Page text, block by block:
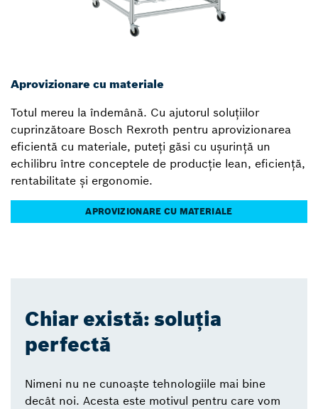
Aprovizionare cu materiale
Totul mereu la îndemână. Cu ajutorul soluțiilor
cuprinzătoare Bosch Rexroth pentru aprovizionarea
eficientă cu materiale, puteți găsi cu ușurință un
echilibru între conceptele de producție lean, eficiență,
rentabilitate și ergonomie.
APROVIZIONARE CU MATERIALE
Chiar există: soluția
perfectă
Nimeni nu ne cunoaște tehnologiile mai bine
decât noi. Acesta este motivul pentru care vom